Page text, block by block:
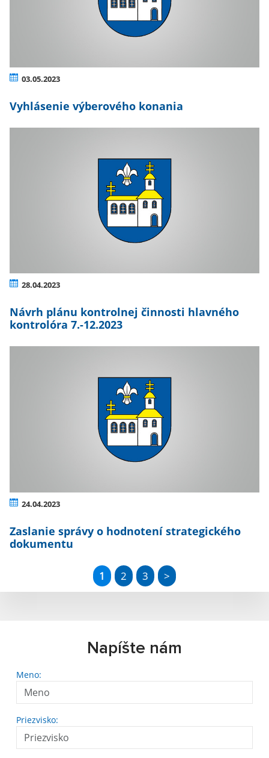
03.05.2023
Vyhlásenie výberového konania
28.04.2023
Návrh plánu kontrolnej činnosti hlavného
kontrolóra 7.-12.2023
24.04.2023
Zaslanie správy o hodnotení strategického
dokumentu
1 2 3 >
Napíšte nám
Meno:
Priezvisko: